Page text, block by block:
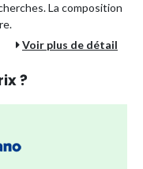
La composition
à l'achat de tous
fois, vous optez pour
En effet, tout
Voir plus de détail
?